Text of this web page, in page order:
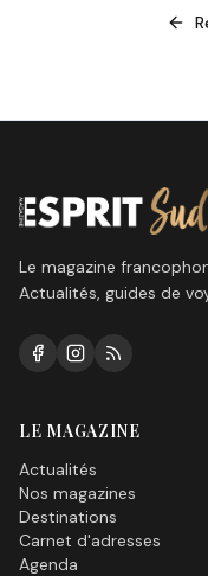
Le magazine
Actualités, guides de
LE MAGAZINE
Actualités
Nos magazines
Destinations
Carnet d'adresses
Agenda